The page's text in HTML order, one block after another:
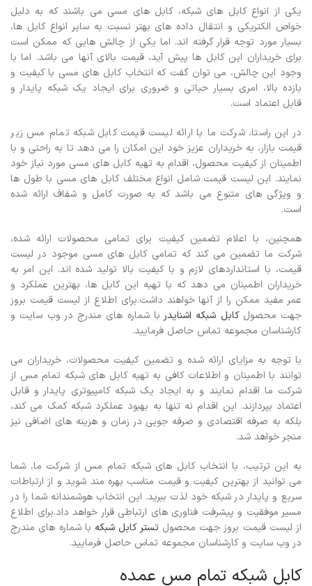
یکی از انواع کابل های شبکه، کابل های مسی می باشند که به دلیل
خواص الکتریکی و انتقال داده های بهتر نسبت به سایر انواع کابل ها،
بسیار مورد توجه قرار گرفته اند. اما یکی از چالش هایی که ممکن است
برای خریداران این کابل ها پیش آید، قیمت بالای آنها می باشد. اما با
وجود این چالش، می توان گفت که انتخاب کابل های مسی با کیفیت و
بازده بالا، امری بسیار حیاتی و ضروری برای ایجاد یک شبکه پایدار و
قابل اعتماد است.
در این راستا، شرکت ما با ارائه لیست قیمت کابل شبکه تمام مس زیر
قیمت بازار، به خریداران عزیز خود این امکان را می دهد تا به راحتی و با
اطمینان از کیفیت محصول، اقدام به تهیه کابل های مسی مورد نیاز خود
نمایند. این لیست قیمت شامل انواع مختلف کابل های مسی با طول ها
و ویژگی های متنوع می باشد که به صورت کامل و شفاف ارائه شده
است.
همچنین، با اعلام تضمین کیفیت برای تمامی محصولات ارائه شده،
شرکت ما تضمین می کند که تمامی کابل های مسی موجود در لیست
قیمت، با استانداردهای لازم و با کیفیت بالا تولید شده اند. این امر به
خریداران اطمینان می دهد که با تهیه این کابل ها، بهترین عملکرد و
عمر مفید ممکن را از آنها خواهند داشت.برای اطلاع از لیست قیمت بروز
جهت محصول کابل شبکه اشنایدر با شماره های مندرج در وب سایت و
کارشناسان مجموعه تماس حاصل فرمایید.
با توجه به مزایای ارائه شده و تضمین کیفیت محصولات، خریداران می
توانند با اطمینان و اطلاعات کافی به تهیه کابل های شبکه تمام مس از
شرکت ما اقدام نمایند و به ایجاد یک شبکه کامپیوتری پایدار و قابل
اعتماد بپردازند. این اقدام نه تنها به بهبود عملکرد شبکه کمک می کند،
بلکه به صرفه اقتصادی و صرفه جویی در زمان و هزینه های اضافی نیز
منجر خواهد شد.
به این ترتیب، با انتخاب کابل های شبکه تمام مس از شرکت ما، شما
می توانید از بهترین کیفیت و قیمت مناسب بهره مند شوید و از ارتباطات
سریع و پایدار در شبکه خود لذت ببرید. این انتخاب هوشمندانه شما را در
مسیر موفقیت و پیشرفت فناوری های ارتباطی قرار خواهد داد.برای اطلاع
از لیست قیمت بروز جهت محصولتستر کابل شبکه با شماره های مندرج
در وب سایت و کارشناسان مجموعه تماس حاصل فرمایید.
کابل شبکه تمام مس عمده